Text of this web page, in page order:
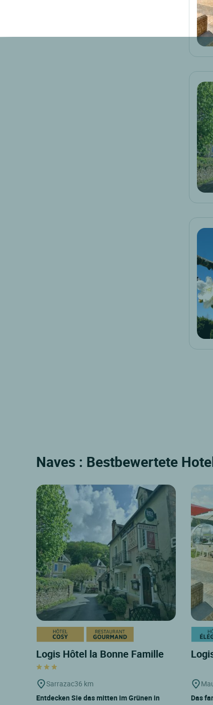
Naves : Bestbewertete
Logis Hôtel la Bonne Famille
Sarrazac36 km
Entdecken Sie das mitten im Grünen in
Das